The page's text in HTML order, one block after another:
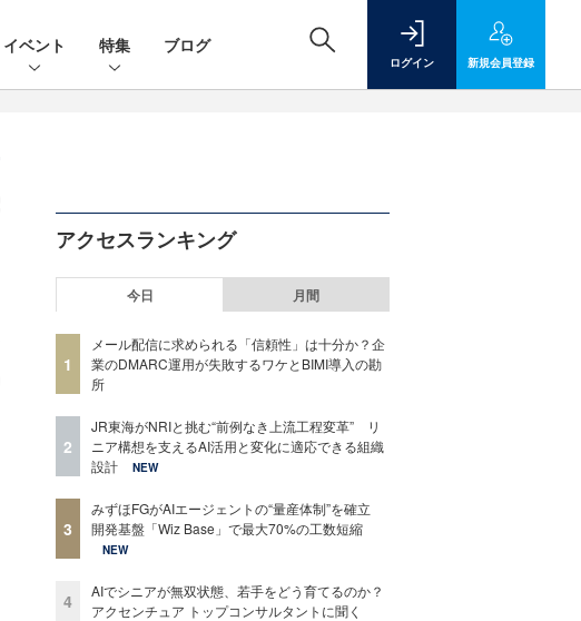
イベント 特集 ブログ
ログイン 新規会員登録
アクセスランキング
今日 月間
1
メール配信に求められる「信頼性」は十分か？企
業のDMARC運用が失敗するワケとBIMI導入の勘
所
2
JR東海がNRIと挑む“前例なき上流工程変革” リ
ニア構想を支えるAI活用と変化に適応できる組織
設計
NEW
3
みずほFGがAIエージェントの“量産体制”を確立
開発基盤「Wiz Base」で最大70%の工数短縮
NEW
4
AIでシニアが無双状態、若手をどう育てるのか？
アクセンチュア トップコンサルタントに聞く